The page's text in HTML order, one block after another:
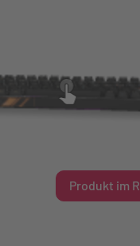
Produkt im